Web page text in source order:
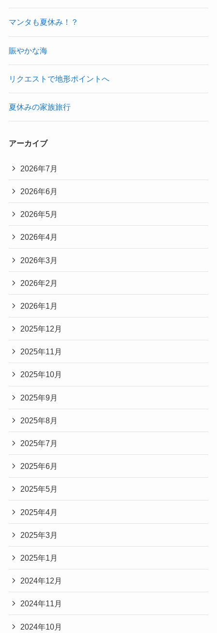
マンタも夏休み！？
賑やかな海
リクエストで地形ポイントへ
夏休みの家族旅行
アーカイブ
2026年7月
2026年6月
2026年5月
2026年4月
2026年3月
2026年2月
2026年1月
2025年12月
2025年11月
2025年10月
2025年9月
2025年8月
2025年7月
2025年6月
2025年5月
2025年4月
2025年3月
2025年1月
2024年12月
2024年11月
2024年10月